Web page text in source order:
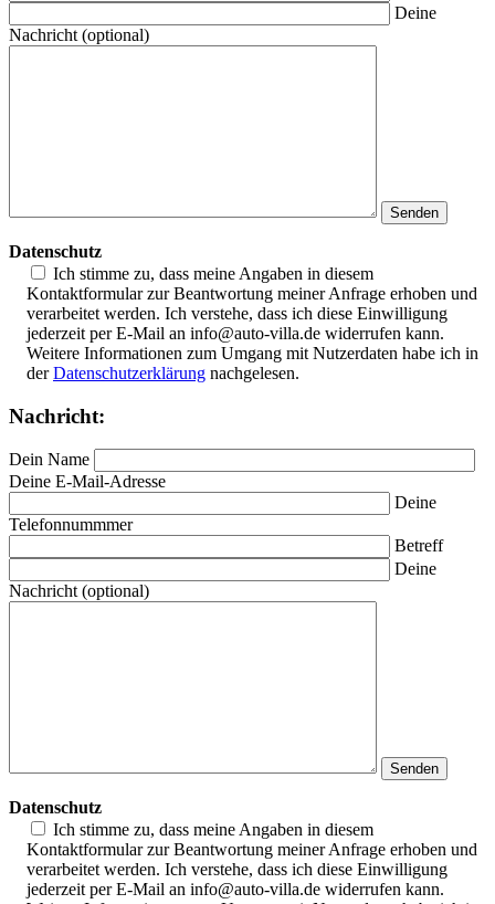
Deine
Nachricht (optional)
Datenschutz
Ich stimme zu, dass meine Angaben in diesem
Kontaktformular zur Beantwortung meiner Anfrage erhoben und
verarbeitet werden. Ich verstehe, dass ich diese Einwilligung
jederzeit per E-Mail an info@auto-villa.de widerrufen kann.
Weitere Informationen zum Umgang mit Nutzerdaten habe ich in
derDatenschutzerklärung nachgelesen.
Nachricht:
Dein Name
Deine E-Mail-Adresse
Deine
Telefonnummmer
Betreff
Deine
Nachricht (optional)
Datenschutz
Ich stimme zu, dass meine Angaben in diesem
Kontaktformular zur Beantwortung meiner Anfrage erhoben und
verarbeitet werden. Ich verstehe, dass ich diese Einwilligung
jederzeit per E-Mail an info@auto-villa.de widerrufen kann.